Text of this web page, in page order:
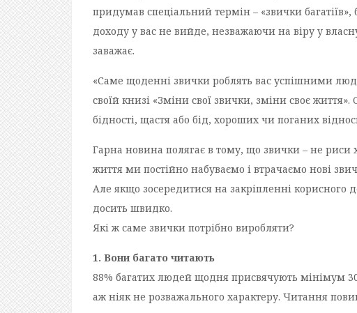
придумав спеціальний термін – «звички
доходу у вас не вийде, незважаючи на віру у
заважає.
«Саме щоденні звички роблять вас успішними
своїй книзі «Зміни свої звички, зміни своє
бідності, щастя або бід, хороших чи поганих
Гарна новина полягає в тому, що звички – не риси
життя ми постійно набуваємо і втрачаємо нові
Але якщо зосередитися на закріпленні корисного
досить швидко.
Які ж саме звички потрібно виробляти?
1. Вони багато читають
88% багатих людей щодня присвячують мінімум
аж ніяк не розважального характеру. Читання